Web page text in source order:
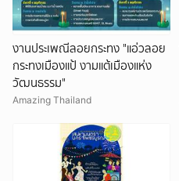
งานประเพณีลอยกระทง "แอ่วลอย
กระทงเมืองแป้ งามแต้เมืองแห่ง
วัฒนธรรม"
Amazing Thailand